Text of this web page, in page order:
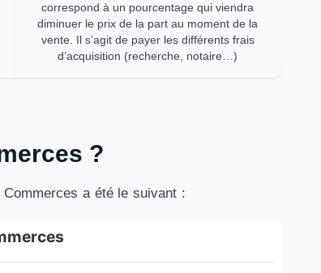
correspond à un pourcentage qui viendra
diminuer le prix de la part au moment de la
vente. Il s’agit de payer les différents frais
d’acquisition (recherche, notaire…)
?
a été le suivant :